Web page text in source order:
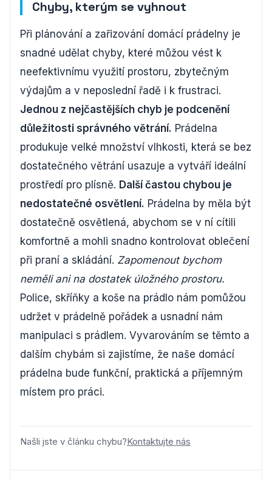
Chyby, kterým se vyhnout
Při plánování a zařizování domácí prádelny je
snadné udělat chyby, které můžou vést k
neefektivnímu využití prostoru, zbytečným
výdajům a v neposlední řadě i k frustraci.
Jednou z nejčastějších chyb je podcenění
důležitosti správného větrání. Prádelna
produkuje velké množství vlhkosti, která se bez
dostatečného větrání usazuje a vytváří ideální
prostředí pro plísně. Další častou chybou je
nedostatečné osvětlení. Prádelna by měla být
dostatečně osvětlená, abychom se v ní cítili
komfortně a mohli snadno kontrolovat oblečení
při praní a skládání. Zapomenout bychom
neměli ani na dostatek úložného prostoru.
Police, skříňky a koše na prádlo nám pomůžou
udržet v prádelně pořádek a usnadní nám
manipulaci s prádlem. Vyvarováním se těmto a
dalším chybám si zajistíme, že naše domácí
prádelna bude funkční, praktická a příjemným
místem pro práci.
Našli jste v článku chybu?Kontaktujte nás